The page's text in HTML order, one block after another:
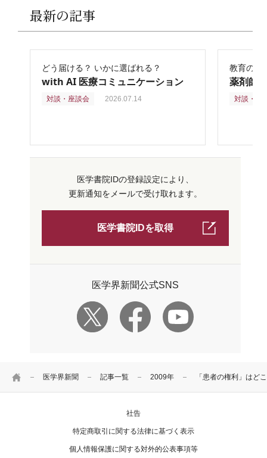
HOME 医学界新聞 記事一覧 2009年 「患者の権利」はど
最新の記事
どう届ける？ いかに選ばれる？
with AI 医療コミュニケーション
対談・座談会 2026.07.14
教育の再
薬剤師
対談・座
医学書院IDの登録設定により、
更新通知をメールで受け取れます。
医学書院IDを取得
医学界新聞公式SNS
社告
特定商取引に関する法律に基づく表示
個人情報保護に関する対外的公表事項等